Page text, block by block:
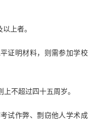
上者。
证明材料，则需参加学校
上不超过四十五周岁。
试作弊、剽窃他人学术成